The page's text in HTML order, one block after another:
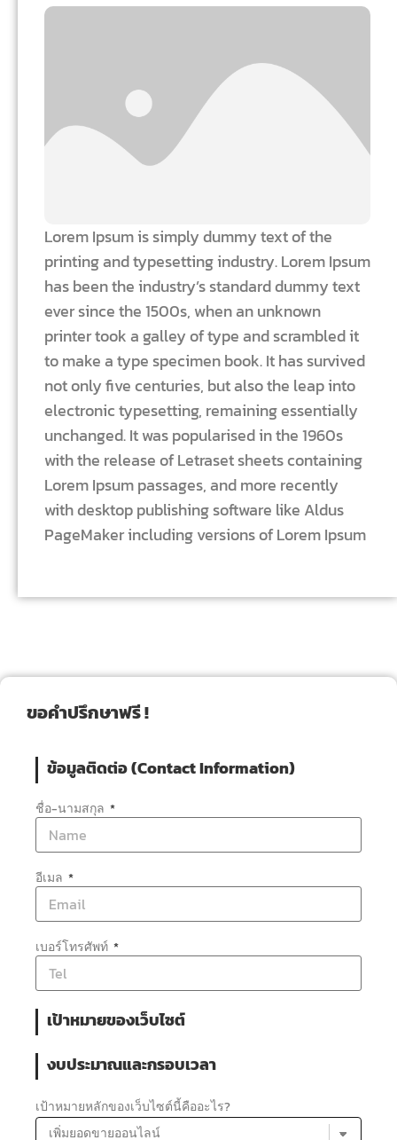
Lorem Ipsum is simply dummy text of the
printing and typesetting industry. Lorem Ipsum
has been the industry’s standard dummy text
ever since the 1500s, when an unknown
printer took a galley of type and scrambled it
to make a type specimen book. It has survived
not only five centuries, but also the leap into
electronic typesetting, remaining essentially
unchanged. It was popularised in the 1960s
with the release of Letraset sheets containing
Lorem Ipsum passages, and more recently
with desktop publishing software like Aldus
PageMaker including versions of Lorem Ipsum
ขอคำปรึกษาฟรี !
ข้อมูลติดต่อ (Contact Information)
ชื่อ-นามสกุล
อีเมล
เบอร์โทรศัพท์
เป้าหมายของเว็บไซต์
งบประมาณและกรอบเวลา
เป้าหมายหลักของเว็บไซต์นี้คืออะไร?